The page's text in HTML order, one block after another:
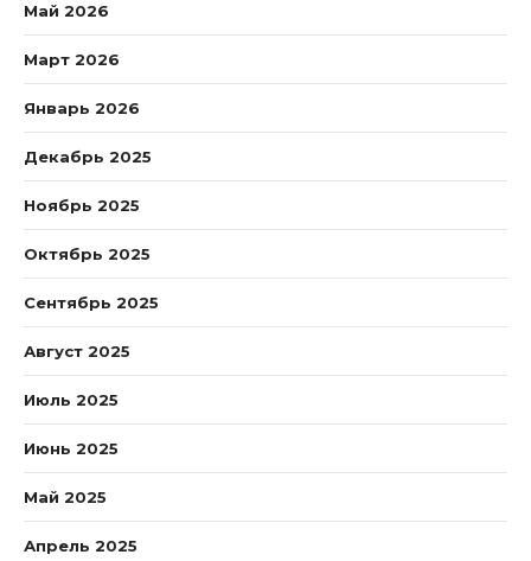
Май 2026
Март 2026
Январь 2026
Декабрь 2025
Ноябрь 2025
Октябрь 2025
Сентябрь 2025
Август 2025
Июль 2025
Июнь 2025
Май 2025
Апрель 2025